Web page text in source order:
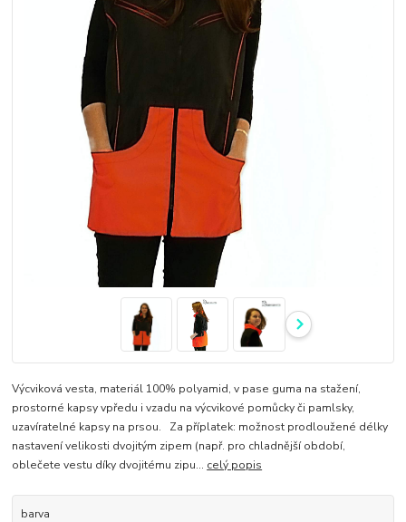
Výcviková vesta, materiál 100% polyamid, v pase guma na stažení,
prostorné kapsy vpředu i vzadu na výcvikové pomůcky či pamlsky,
uzavíratelné kapsy na prsou. Za příplatek: možnost prodloužené délky
nastavení velikosti dvojitým zipem (např. pro chladnější období,
oblečete vestu díky dvojitému zipu... celý popis
barva